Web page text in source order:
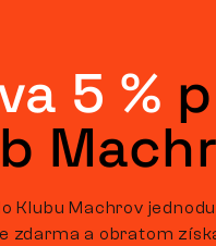
5 %
Klubu Machrov
zdarma a obratom